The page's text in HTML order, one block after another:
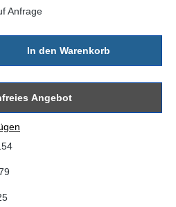
Anfrage
In den Warenkorb
Angebot